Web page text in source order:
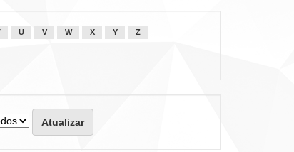
U V W X Y Z